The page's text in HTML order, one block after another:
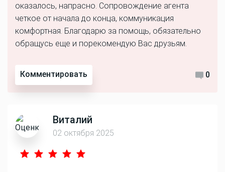
оказалось, напрасно. Сопровождение агента
четкое от начала до конца, коммуникация
комфортная. Благодарю за помощь, обязательно
обращусь еще и порекомендую Вас друзьям.
Комментировать 0
Виталий
02 октября 2025